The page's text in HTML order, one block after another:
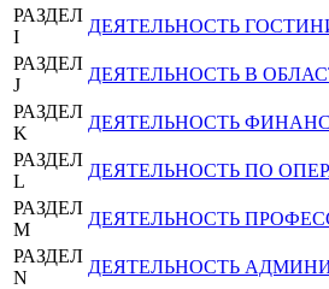
РАЗДЕЛ
I
ДЕЯТЕЛЬНОСТЬ
РАЗДЕЛ
J
ДЕЯТЕЛЬНОСТЬ В
РАЗДЕЛ
K
ДЕЯТЕЛЬНОСТЬ
РАЗДЕЛ
L
ДЕЯТЕЛЬНОСТЬ ПО
РАЗДЕЛ
M
ДЕЯТЕЛЬНОСТЬ
РАЗДЕЛ
N
ДЕЯТЕЛЬНОСТЬ